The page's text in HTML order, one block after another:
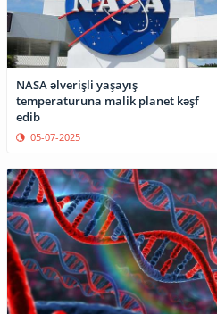
NASA əlverişli yaşayış
temperaturuna malik planet kəşf
edib
05-07-2025